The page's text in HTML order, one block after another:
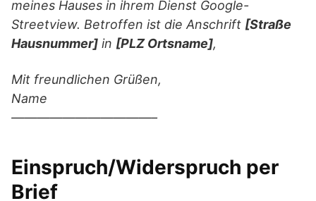
meines Hauses in ihrem Dienst Google-
Streetview. Betroffen ist die Anschrift [Straße
Hausnummer] in [PLZ Ortsname],
Mit freundlichen Grüßen,
Name
———————————–
Einspruch/Widerspruch per
Brief